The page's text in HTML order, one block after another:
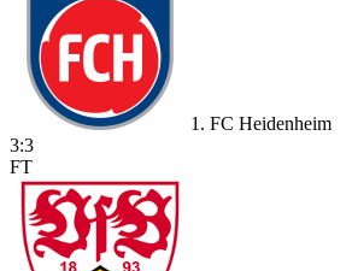
1. FC Heidenheim
3:3
FT